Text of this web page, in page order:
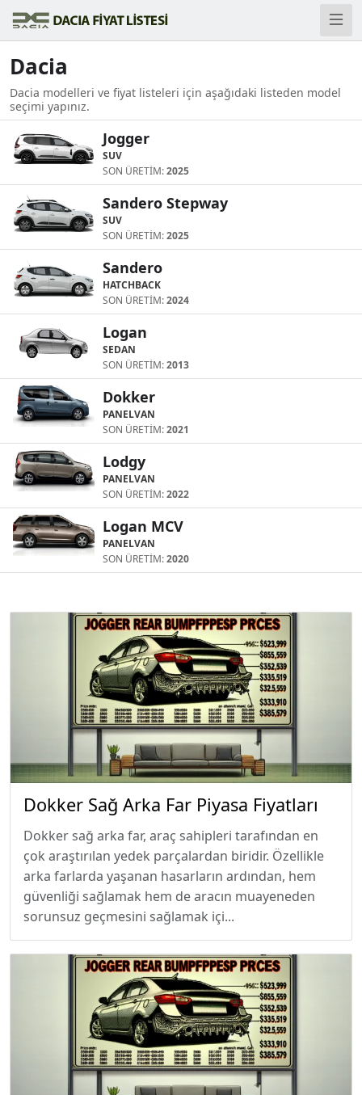
Dacia
Dacia modelleri ve fiyat listeleri için aşağıdaki listeden model
seçimi yapınız.
Jogger
SUV
SON ÜRETİM:2025
Sandero Stepway
SUV
SON ÜRETİM:2025
Sandero
HATCHBACK
SON ÜRETİM:2024
Logan
SEDAN
SON ÜRETİM:2013
Dokker
PANELVAN
SON ÜRETİM:2021
Lodgy
PANELVAN
SON ÜRETİM:2022
Logan MCV
PANELVAN
SON ÜRETİM:2020
Dokker Sağ Arka Far Piyasa Fiyatları
Dokker sağ arka far, araç sahipleri tarafından en
çok araştırılan yedek parçalardan biridir. Özellikle
arka farlarda yaşanan hasarların ardından, hem
güvenliği sağlamak hem de aracın muayeneden
sorunsuz geçmesini sağlamak içi...